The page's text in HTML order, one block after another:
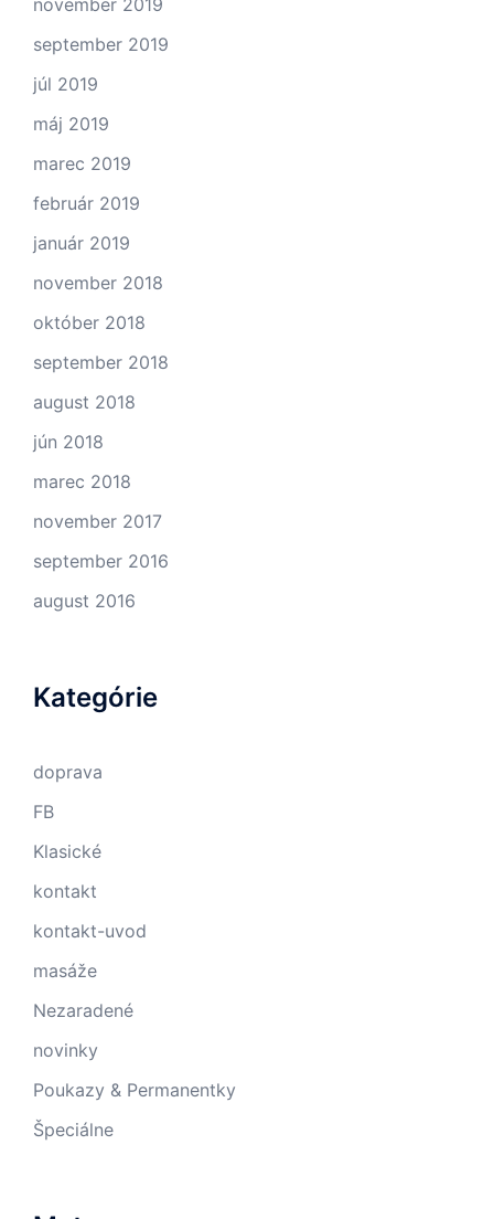
november 2019
september 2019
júl 2019
máj 2019
marec 2019
február 2019
január 2019
november 2018
október 2018
september 2018
august 2018
jún 2018
marec 2018
november 2017
september 2016
august 2016
Kategórie
doprava
FB
Klasické
kontakt
kontakt-uvod
masáže
Nezaradené
novinky
Poukazy & Permanentky
Špeciálne